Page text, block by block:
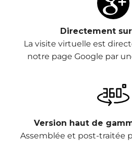
Directement
La visite virtuelle est
notre page Google par
Version haut de
Assemblée et post-traitée